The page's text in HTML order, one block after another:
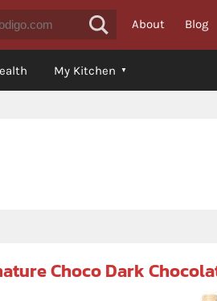
About Blog
My Kitchen
Choco Dark